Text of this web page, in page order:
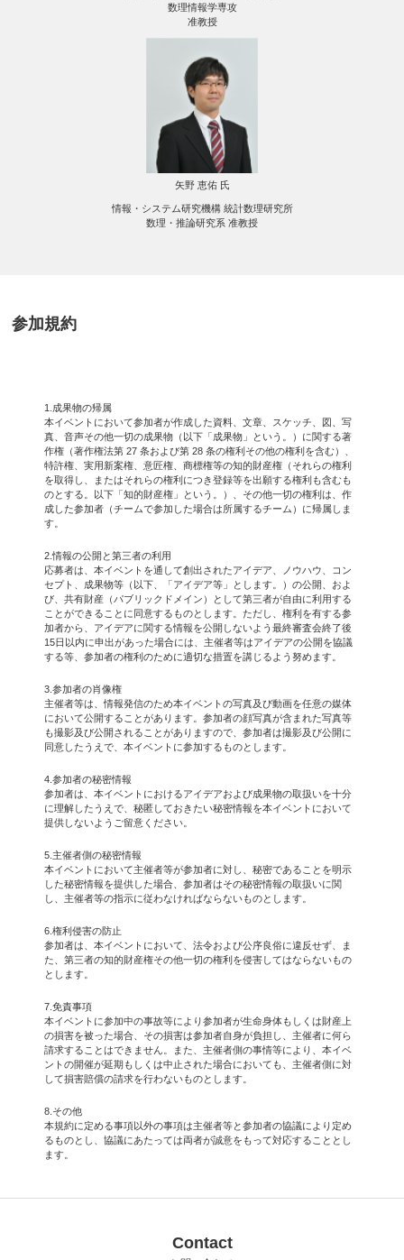
数理情報学専攻
准教授
矢野 恵佑 氏
情報・システム研究機構 統計数理研究所
数理・推論研究系 准教授
参加規約
1.成果物の帰属
本イベントにおいて参加者が作成した資料、文章、スケッチ、図、写
真、音声その他一切の成果物（以下「成果物」という。）に関する著
作権（著作権法第 27 条および第 28 条の権利その他の権利を含む）、
特許権、実用新案権、意匠権、商標権等の知的財産権（それらの権利
を取得し、またはそれらの権利につき登録等を出願する権利も含むも
のとする。以下「知的財産権」という。）、その他一切の権利は、作
成した参加者（チームで参加した場合は所属するチーム）に帰属しま
す。
2.情報の公開と第三者の利用
応募者は、本イベントを通して創出されたアイデア、ノウハウ、コン
セプト、成果物等（以下、「アイデア等」とします。）の公開、およ
び、共有財産（パブリックドメイン）として第三者が自由に利用する
ことができることに同意するものとします。ただし、権利を有する参
加者から、アイデアに関する情報を公開しないよう最終審査会終了後
15日以内に申出があった場合には、主催者等はアイデアの公開を協議
する等、参加者の権利のために適切な措置を講じるよう努めます。
3.参加者の肖像権
主催者等は、情報発信のため本イベントの写真及び動画を任意の媒体
において公開することがあります。参加者の顔写真が含まれた写真等
も撮影及び公開されることがありますので、参加者は撮影及び公開に
同意したうえで、本イベントに参加するものとします。
4.参加者の秘密情報
参加者は、本イベントにおけるアイデアおよび成果物の取扱いを十分
に理解したうえで、秘匿しておきたい秘密情報を本イベントにおいて
提供しないようご留意ください。
5.主催者側の秘密情報
本イベントにおいて主催者等が参加者に対し、秘密であることを明示
した秘密情報を提供した場合、参加者はその秘密情報の取扱いに関
し、主催者等の指示に従わなければならないものとします。
6.権利侵害の防止
参加者は、本イベントにおいて、法令および公序良俗に違反せず、ま
た、第三者の知的財産権その他一切の権利を侵害してはならないもの
とします。
7.免責事項
本イベントに参加中の事故等により参加者が生命身体もしくは財産上
の損害を被った場合、その損害は参加者自身が負担し、主催者に何ら
請求することはできません。また、主催者側の事情等により、本イベ
ントの開催が延期もしくは中止された場合においても、主催者側に対
して損害賠償の請求を行わないものとします。
8.その他
本規約に定める事項以外の事項は主催者等と参加者の協議により定め
るものとし、協議にあたっては両者が誠意をもって対応することとし
ます。
Contact